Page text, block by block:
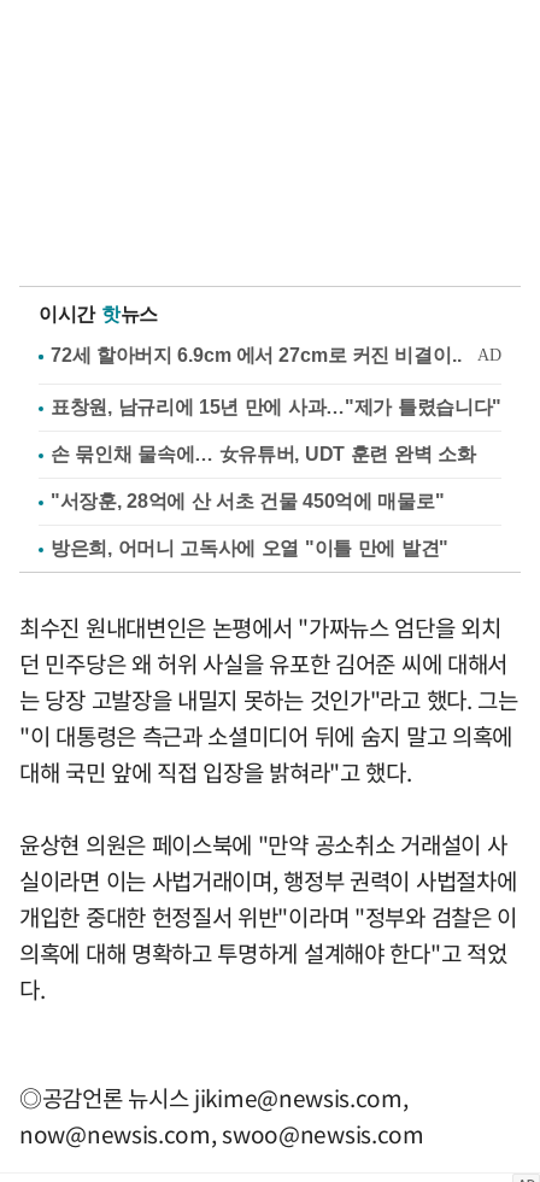
이시간 핫뉴스
표창원, 남규리에 15년 만에 사과…"제가 틀렸습니다"
손 묶인채 물속에… 女유튜버, UDT 훈련 완벽 소화
"서장훈, 28억에 산 서초 건물 450억에 매물로"
방은희, 어머니 고독사에 오열 "이틀 만에 발견"
최수진 원내대변인은 논평에서 "가짜뉴스 엄단을 외치
던 민주당은 왜 허위 사실을 유포한 김어준 씨에 대해서
는 당장 고발장을 내밀지 못하는 것인가"라고 했다. 그는
"이 대통령은 측근과 소셜미디어 뒤에 숨지 말고 의혹에
대해 국민 앞에 직접 입장을 밝혀라"고 했다.
윤상현 의원은 페이스북에 "만약 공소취소 거래설이 사
실이라면 이는 사법거래이며, 행정부 권력이 사법절차에
개입한 중대한 헌정질서 위반"이라며 "정부와 검찰은 이
의혹에 대해 명확하고 투명하게 설계해야 한다"고 적었
다.
◎공감언론 뉴시스jikime@newsis.com,
now@newsis.com,swoo@newsis.com